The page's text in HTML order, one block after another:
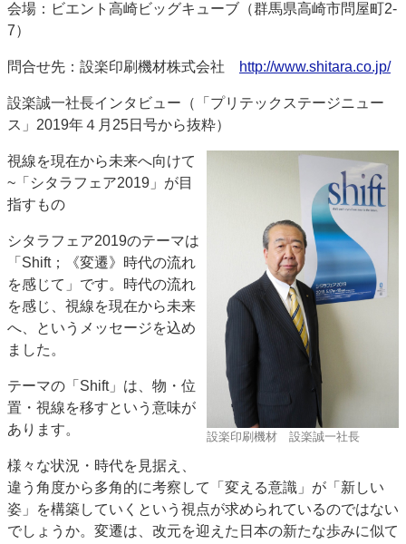
会場：ビエント高崎ビッグキューブ（群馬県高崎市問屋町2-
7）
問合せ先：設楽印刷機材株式会社 http://www.shitara.co.jp/
設楽誠一社長インタビュー（「プリテックステージニュー
ス」2019年４月25日号から抜粋）
設楽印刷機材 設楽誠一社長
視線を現在から未来へ向けて
~「シタラフェア2019」が目
指すもの
シタラフェア2019のテーマは
「Shift；《変遷》時代の流れ
を感じて」です。時代の流れ
を感じ、視線を現在から未来
へ、というメッセージを込め
ました。
テーマの「Shift」は、物・位
置・視線を移すという意味が
あります。
様々な状況・時代を見据え、
違う角度から多角的に考察して「変える意識」が「新しい
姿」を構築していくという視点が求められているのではない
でしょうか。変遷は、改元を迎えた日本の新たな歩みに似て